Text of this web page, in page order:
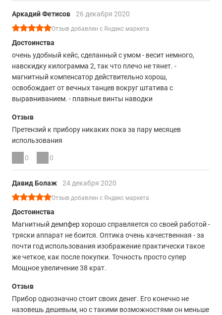
Аркадий Фетисов 26 декабря 2020
Отзыв добавлен с Яндекс маркета
Достоинства
очень удобный кейс, сделанный с умом - весит немного,
навскидку килограмма 2, так что плечо не тянет. -
магнитный компенсатор действительно хорош,
освобождает от вечных танцев вокруг штатива с
выравниванием. - плавные винты наводки
Отзыв
Претензий к прибору никаких пока за пару месяцев
использования
0 0
Давид Болаж 24 декабря 2020
Отзыв добавлен с Яндекс маркета
Достоинства
Магнитный демпфер хорошо справляется со своей работой -
тряски аппарат не боится. Оптика очень качественная - за
почти год использования изображение практически такое
же четкое, как после покупки. Точность просто супер
Мощное увеличение 38 крат.
Отзыв
Прибор однозначно стоит своих денег. Его конечно не
назовешь дешевым, но с такими возможностями он меньше